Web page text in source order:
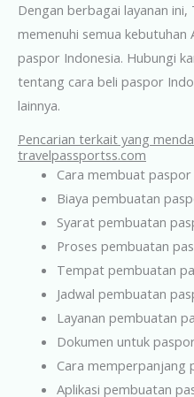
Dengan berbagai layanan
memenuhi semua kebutuhan
paspor Indonesia. Hubungi
tentang cara beli paspor
lainnya.
Pencarian terkait yang
travelpassportss.com
Cara membuat paspor
Biaya pembuatan
Syarat pembuatan
Proses pembuatan
Tempat pembuatan
Jadwal pembuatan
Layanan pembuatan
Dokumen untuk
Cara memperpanjang
Aplikasi pembuatan